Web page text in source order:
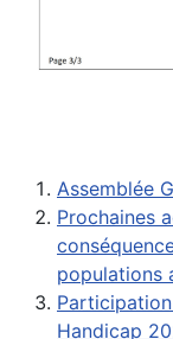
Assemblée
Prochaines
populations
Handicap